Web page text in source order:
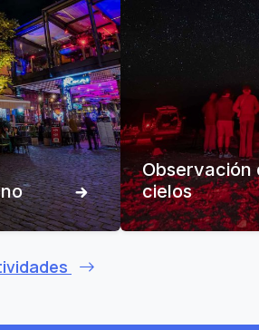
Observación
cielos